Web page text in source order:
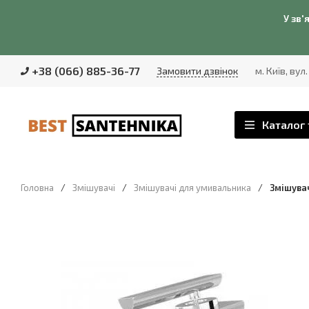
У
+38 (066) 885-36-77 Замовити дзвінок м. Київ,
Каталог
Головна / Змішувачі / Змішувачі для умивальника /